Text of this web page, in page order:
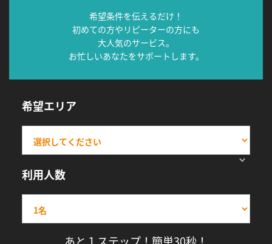
希望条件を伝えるだけ！
初めての方やリピーターの方にも
大人気のサービス。
お忙しいあなたをサポートします。
希望エリア
利用人数
あと１ステップ！簡単30秒！